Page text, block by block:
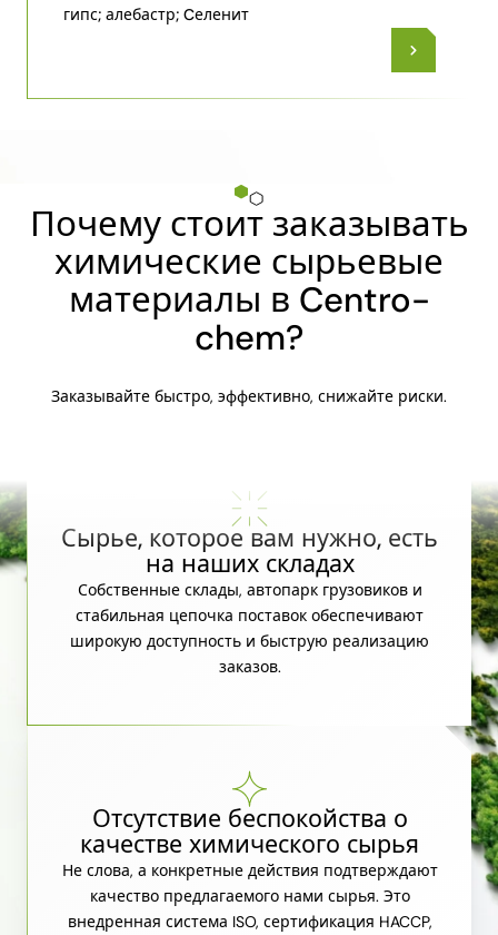
гипс; алебастр; Cеленит
Почему стоит заказывать
химические сырьевые
материалы в Centro-
chem?
Заказывайте быстро, эффективно, снижайте риски.
Сырье, которое вам нужно, есть
на наших складах
Собственные склады, автопарк грузовиков и
стабильная цепочка поставок обеспечивают
широкую доступность и быструю реализацию
заказов.
Отсутствие беспокойства о
качестве химического сырья
Не слова, а конкретные действия подтверждают
качество предлагаемого нами сырья. Это
внедренная система ISO, сертификация HACCP,